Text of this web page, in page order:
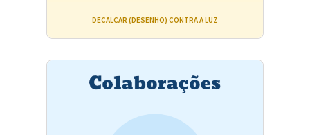
DECALCAR (DESENHO) CONTRA A LUZ